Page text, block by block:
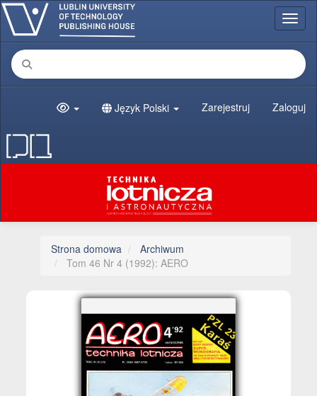
##plugins.themes.bootstrap3.accessible_menu.main_navigation##
##plugins.themes.bootstrap3.accessible_menu.main_content##
##plugins.themes.bootstrap3.accessible_menu.sidebar##
Język Polski Zarejestruj Zaloguj
Strona domowa
Archiwum
Tom 46 Nr 4 (1992): AERO